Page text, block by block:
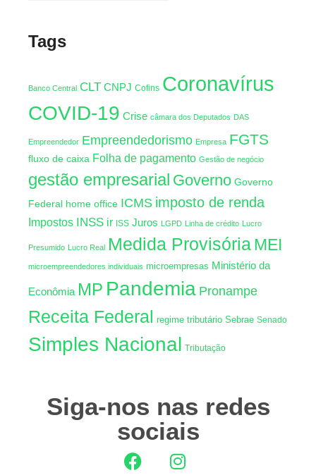
Tags
Banco Central CLT CNPJ Cofins Coronavírus
COVID-19 Crise câmara dos Deputados DAS
Empreendedor Empreendedorismo Empresa FGTS
fluxo de caixa Folha de pagamento Gestão de negócio
gestão empresarial Governo Governo
Federal home office ICMS imposto de renda
Impostos INSS ir ISS Juros LGPD Linha de crédito Lucro
Presumido Lucro Real Medida ProvisóriaMEI
microempreendedores individuais microempresas Ministério da
Econômia MP Pandemia Pronampe
Receita Federal regime tributário Sebrae Senado
Simples Nacional Tributação
Siga-nos nas redes
sociais